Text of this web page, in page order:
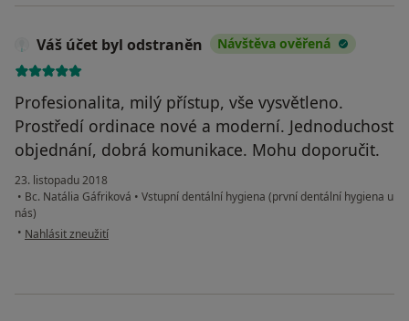
Váš účet byl odstraněn Návštěva ověřená
Profesionalita, milý přístup, vše vysvětleno.
Prostředí ordinace nové a moderní. Jednoduchost
objednání, dobrá komunikace. Mohu doporučit.
23. listopadu 2018
• Bc. Natália Gáfriková • Vstupní dentální hygiena (první dentální hygiena u
nás)
• podle názoru uživatele Váš účet byl odstraněn
Nahlásit zneužití